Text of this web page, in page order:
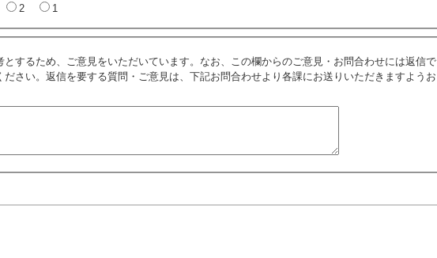
2 1
とするため、ご意見をいただいています。なお、この欄からのご意見・お問合わせには返信で
ださい。返信を要する質問・ご意見は、下記お問合わせより各課にお送りいただきますようお